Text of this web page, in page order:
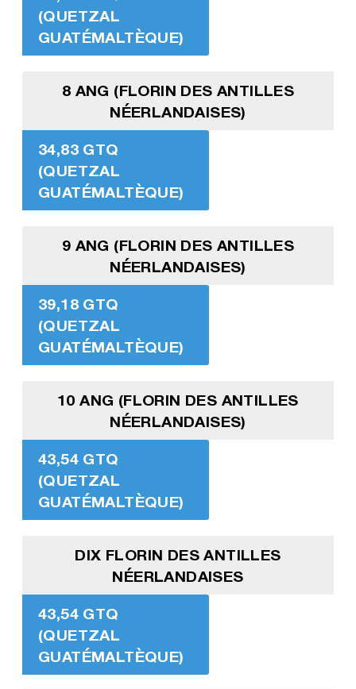
(QUETZAL
GUATÉMALTÈQUE)
8 ANG (FLORIN DES ANTILLES
NÉERLANDAISES)
34,83 GTQ
(QUETZAL
GUATÉMALTÈQUE)
9 ANG (FLORIN DES ANTILLES
NÉERLANDAISES)
39,18 GTQ
(QUETZAL
GUATÉMALTÈQUE)
10 ANG (FLORIN DES ANTILLES
NÉERLANDAISES)
43,54 GTQ
(QUETZAL
GUATÉMALTÈQUE)
DIX FLORIN DES ANTILLES
NÉERLANDAISES
43,54 GTQ
(QUETZAL
GUATÉMALTÈQUE)